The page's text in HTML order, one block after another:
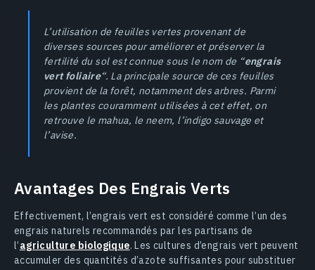
L’utilisation de feuilles vertes provenant de
diverses sources pour améliorer et préserver la
fertilité du sol est connue sous le nom de “engrais
vert foliaire“. La principale source de ces feuilles
provient de la forêt, notamment des arbres. Parmi
les plantes couramment utilisées à cet effet, on
retrouve le mahua, le neem, l’indigo sauvage et
l’avise.
Avantages Des Engrais Verts
Effectivement, l’engrais vert est considéré comme l’un des
engrais naturels recommandés par les partisans de
l’agriculture biologique. Les cultures d’engrais vert peuvent
accumuler des quantités d’azote suffisantes pour substituer